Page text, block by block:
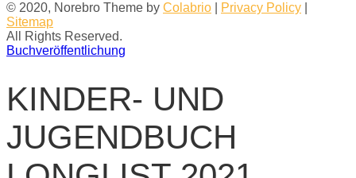
© 2020, Norebro Theme by Colabrio Privacy Policy
Sitemap
All Rights Reserved.
Buchveröffentlichung
KINDER- UND
JUGENDBUCH